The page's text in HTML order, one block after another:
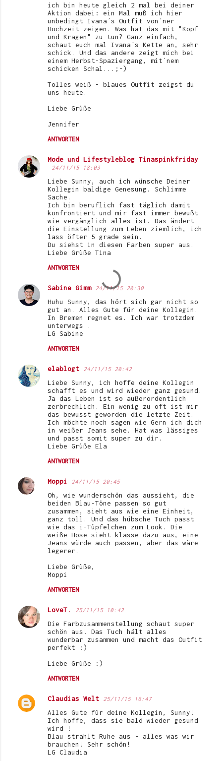
ich bin heute gleich 2 mal bei deiner
Aktion dabei: ein Mal muß ich hier
unbedingt Ivana´s Outfit von´ner
Hochzeit zeigen. Was hat das mit "Kopf
und Kragen" zu tun? Ganz einfach,
schaut euch mal Ivana´s Kette an, sehr
schick. Und das andere zeigt mich bei
einem Herbst-Spaziergang, mit´nem
schicken Schal...;-)
Tolles weiß - blaues Outfit zeigst du
uns heute.
Liebe Grüße
Jennifer
ANTWORTEN
Mode und Lifestyleblog Tinaspinkfriday
24/11/15 18:03
Liebe Sunny, auch ich wünsche Deiner
Kollegin baldige Genesung. Schlimme
Sache.
Ich bin beruflich fast täglich damit
konfrontiert und mir fast immer bewußt
wie vergänglich alles ist. Das ändert
die Einstellung zum Leben ziemlich, ich
lass öfter 5 grade sein.
Du siehst in diesen Farben super aus.
Liebe Grüße Tina
ANTWORTEN
Sabine Gimm 24/11/15 20:30
Huhu Sunny, das hört sich gar nicht so
gut an. Alles Gute für deine Kollegin.
In Bremen regnet es. Ich war trotzdem
unterwegs .
LG Sabine
ANTWORTEN
elablogt 24/11/15 20:42
Liebe Sunny, ich hoffe deine Kollegin
schafft es und wird wieder ganz gesund.
Ja das Leben ist so außerordentlich
zerbrechlich. Ein wenig zu oft ist mir
das bewusst geworden die letzte Zeit.
Ich möchte noch sagen wie Gern ich dich
in weißer Jeans sehe. Hat was lässiges
und passt somit super zu dir.
Liebe Grüße Ela
ANTWORTEN
Moppi 24/11/15 20:45
Oh, wie wunderschön das aussieht, die
beiden Blau-Töne passen so gut
zusammen, sieht aus wie eine Einheit,
ganz toll. Und das hübsche Tuch passt
wie das i-Tüpfelchen zum Look. Die
weiße Hose sieht klasse dazu aus, eine
Jeans würde auch passen, aber das wäre
legerer.
Liebe Grüße,
Moppi
ANTWORTEN
LoveT. 25/11/15 10:42
Die Farbzusammenstellung schaut super
schön aus! Das Tuch hält alles
wunderbar zusammen und macht das Outfit
perfekt :)
Liebe Grüße :)
ANTWORTEN
Claudias Welt 25/11/15 16:47
Alles Gute für deine Kollegin, Sunny!
Ich hoffe, dass sie bald wieder gesund
wird !
Blau strahlt Ruhe aus - alles was wir
brauchen! Sehr schön!
LG Claudia